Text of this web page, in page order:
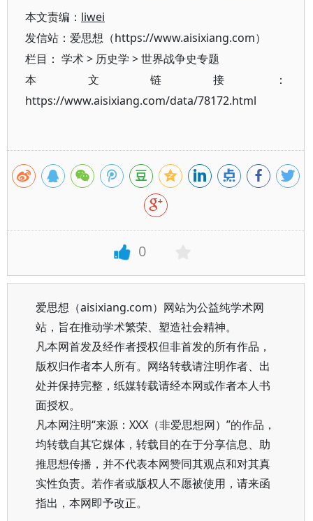
本文责编： liwei
发信站：爱思想（https://www.aisixiang.com）
栏目： 学术> 历史学 >世界战争史专题
本文链接：
https://www.aisixiang.com/data/78172.html
0
爱思想（aisixiang.com）网站为公益纯学术网
站，旨在推动学术繁荣、塑造社会精神。
凡本网首发及经作者授权但非首发的所有作品，
版权归作者本人所有。网络转载请注明作者、出
处并保持完整，纸媒转载请经本网或作者本人书
面授权。
凡本网注明“来源：XXX（非爱思想网）”的作品，
均转载自其它媒体，转载目的在于分享信息、助
推思想传播，并不代表本网赞同其观点和对其真
实性负责。若作者或版权人不愿被使用，请来函
指出，本网即予改正。